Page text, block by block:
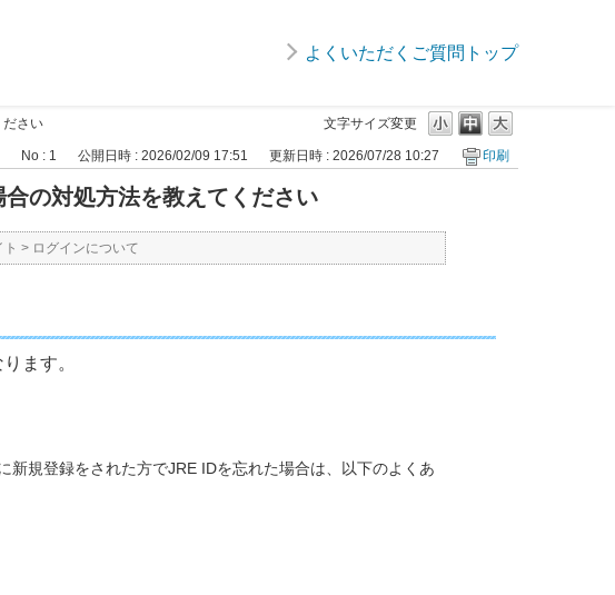
よくいただくご質問トップ
文字サイズ変更
ださい
No : 1 公開日時 : 2026/02/09 17:51 更新日時 : 2026/07/28 10:27 印刷
の対処方法を教えてください
> ログインについて
ます。
規登録をされた方でJRE IDを忘れた場合は、以下のよくあ